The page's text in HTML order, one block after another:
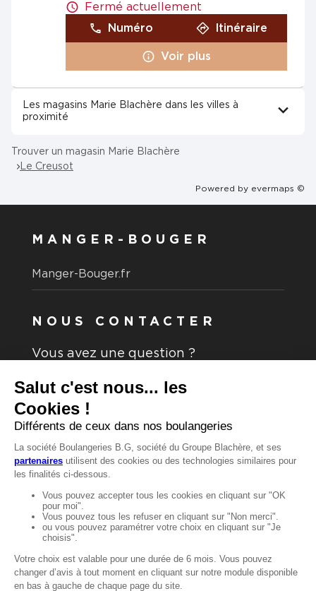
Fermé actuellement
Numéro
Itinéraire
Voir plus
Les magasins Marie Blachère dans les villes à
proximité
Trouver un magasin Marie Blachère
Le Creusot
Powered by evermaps ©
MANGER-BOUGER
Manger-Bouger.fr
NOUS CONTACTER
Vous avez une question ?
Consultez notre FAQ.
FAQ
MENTIONS
Mentions légales
Protection des données